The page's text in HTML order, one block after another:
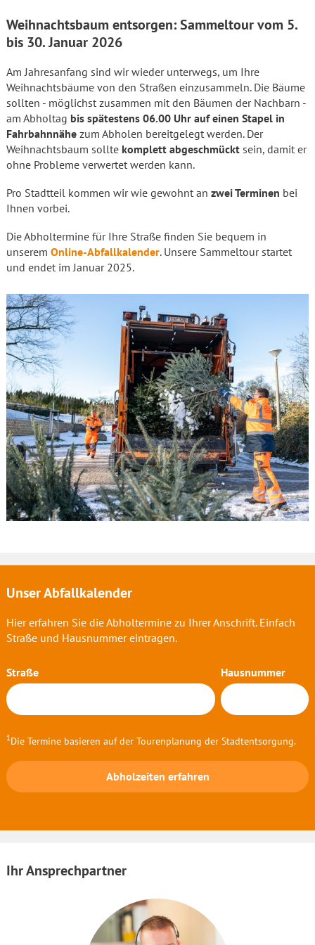
Weihnachtsbaum entsorgen: Sammeltour vom 5.
bis 30. Januar 2026
Am Jahresanfang sind wir wieder unterwegs, um Ihre
Weihnachtsbäume von den Straßen einzusammeln. Die Bäume
sollten - möglichst zusammen mit den Bäumen der Nachbarn -
am Abholtag bis spätestens 06.00 Uhr auf einen Stapel in
Fahrbahnnähe zum Abholen bereitgelegt werden. Der
Weihnachtsbaum sollte komplett abgeschmückt sein, damit er
ohne Probleme verwertet werden kann.
Pro Stadtteil kommen wir wie gewohnt an zwei Terminen bei
Ihnen vorbei.
Die Abholtermine für Ihre Straße finden Sie bequem in
unserem Online-Abfallkalender. Unsere Sammeltour startet
und endet im Januar 2025.
Unser Abfallkalender
Hier erfahren Sie die Abholtermine zu Ihrer Anschrift. Einfach
Straße und Hausnummer eintragen.
Straße Hausnummer
1Die Termine basieren auf der Tourenplanung der Stadtentsorgung.
Abholzeiten erfahren
Ihr Ansprechpartner